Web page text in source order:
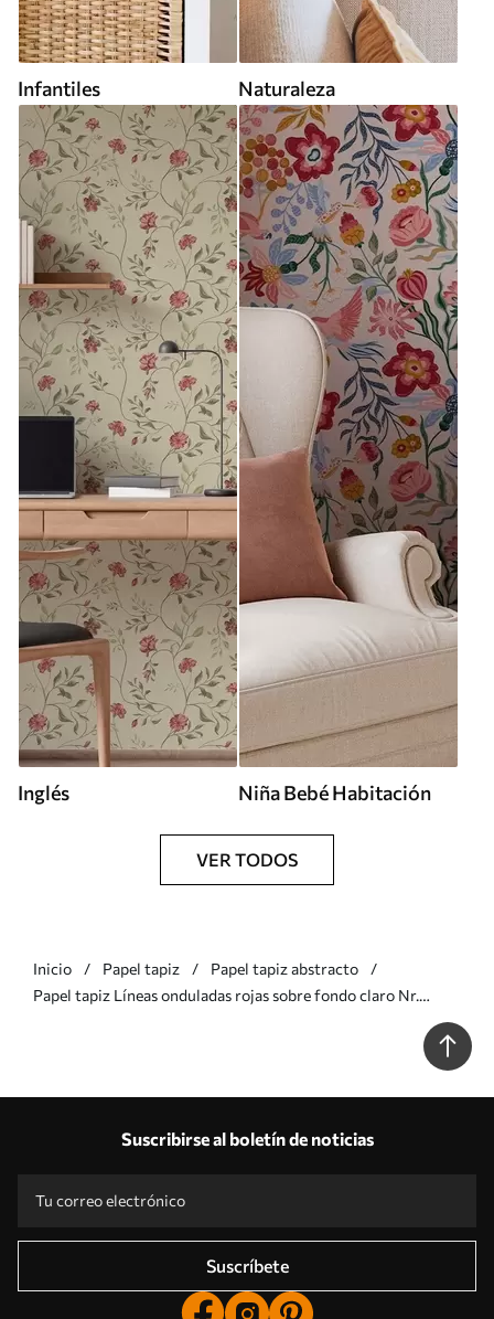
Infantiles Naturaleza
Inglés Niña Bebé Habitación
VER TODOS
Inicio Papel tapiz
Papel tapiz abstracto
Papel tapiz Líneas onduladas rojas sobre fondo claro Nr.
Suscribirse al boletín de noticias
Suscríbete